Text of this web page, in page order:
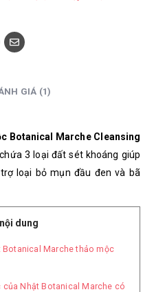
GIÁ (1)
Botanical Marche Cleansing
3 loại đất sét khoáng giúp
loại bỏ mụn đầu đen và bã
dung
Marche thảo mộc
Nhật Botanical Marche có